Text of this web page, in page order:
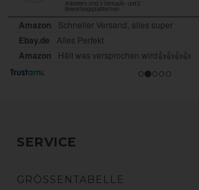
SERVICE
GRÖSSENTABELLE